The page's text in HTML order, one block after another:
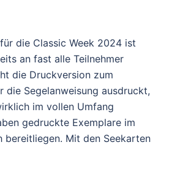
die Classic Week 2024 ist
an fast alle Teilnehmer
die Druckversion zum
die Segelanweisung ausdruckt,
im vollen Umfang
gedruckte Exemplare im
bereitliegen. Mit den Seekarten